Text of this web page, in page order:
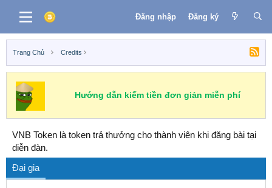
Đăng nhập Đăng ký
Trang Chủ Credits
Hướng dẫn kiếm tiền đơn giản miễn phí
VNB Token là token trả thưởng cho thành viên khi đăng bài tại
diễn đàn.
Đại gia